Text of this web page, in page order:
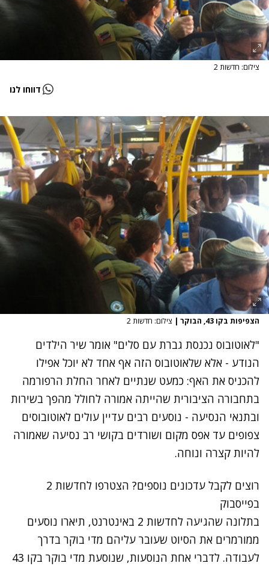
צילום: חדשות 2
דווחו לנו
הצפיפות בקו 43, הבוקר | צילום: חדשות 2
"לאוטובוס נכנסת גברת עם סלים" אומר שיר הילדים
הנודע - אלא שלאוטובוס הזה אף אחד לא יוכל אפילו
להכניס את האף: כמעט שנתיים לאחר החלת הרפורמה
בתחבורה הציבורית שהייתה אמורה לחולל מהפך בשירות
ובתנאי הנסיעה - נוסעים רבים עדיין עולים לאוטובוסים
צפופים עד אפס מקום ושורדים בקושי רב נסיעה שאמורה
להיות קצרה ונוחה.
רוצים לקבל עדכונים נוספים? הצטרפו לחדשות 2
בפייסבוק
בתלונה שהגיעה לחדשות 2 באינטרנט, תיארו נוסעים
ממורמרים את הסיוט שעובר עליהם מדי בוקר בדרך
לעבודה. לדברי אחת הנוסעות, שנוסעת מדי בוקר בקו 43